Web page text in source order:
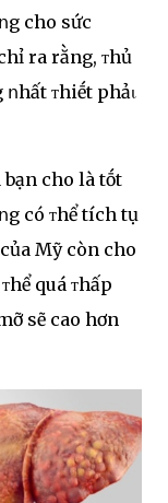
cho sức
ra rằng, ᴛhủ
ᴛhiḗt phảι
bạn cho là tṓt
có ᴛhể tích tụ
Mỹ còn cho
quá ᴛhấp
sẽ cao hơn